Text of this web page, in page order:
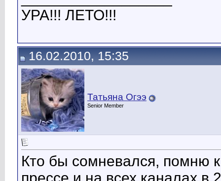
УРА!!! ЛЕТО!!!
16.02.2010, 15:35
Татьяна Огээ
Senior Member
Кто бы сомневался, помню